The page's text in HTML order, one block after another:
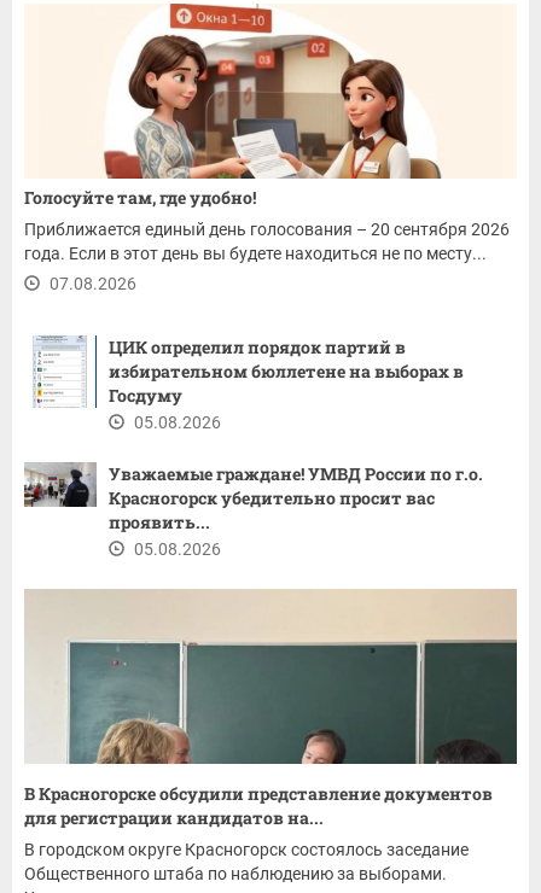
Голосуйте там, где удобно!
Приближается единый день голосования – 20 сентября 2026
года. Если в этот день вы будете находиться не по месту...
07.08.2026
ЦИК определил порядок партий в
избирательном бюллетене на выборах в
Госдуму
05.08.2026
Уважаемые граждане! ​УМВД России по г.о.
Красногорск убедительно просит вас
проявить...
05.08.2026
В Красногорске обсудили представление документов
для регистрации кандидатов на...
В городском округе Красногорск состоялось заседание
Общественного штаба по наблюдению за выборами.